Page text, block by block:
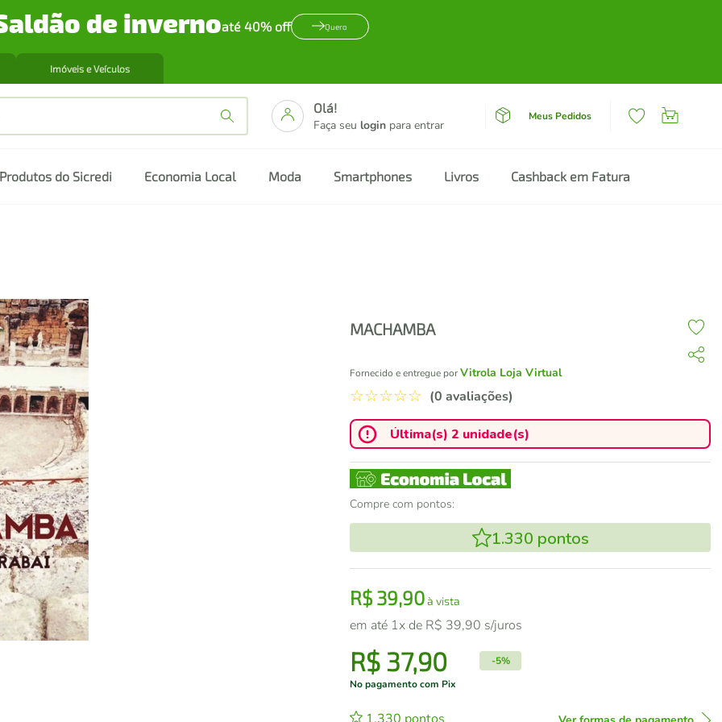
de invernoaté 40% off Quero
Imóveis e Veículos
Olá!
Faça seu login para entrar
Meus Pedidos
Produtos do Sicredi Economia Local Moda Smartphones Livros Cashback em Fatura
MACHAMBA
Fornecido e entregue porVitrola Loja Virtual
☆☆☆☆☆ (0 avaliações)
Última(s) 2 unidade(s)
Compre com pontos:
1.330 pontos
R$39,90à vista
em até 1x de R$ 39,90 s/juros
R$ 37,90 -5%
No pagamento com Pix